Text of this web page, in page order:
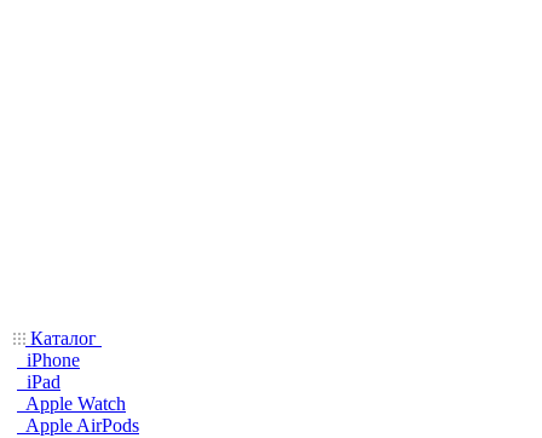
Каталог
iPhone
iPad
Apple Watch
Apple AirPods